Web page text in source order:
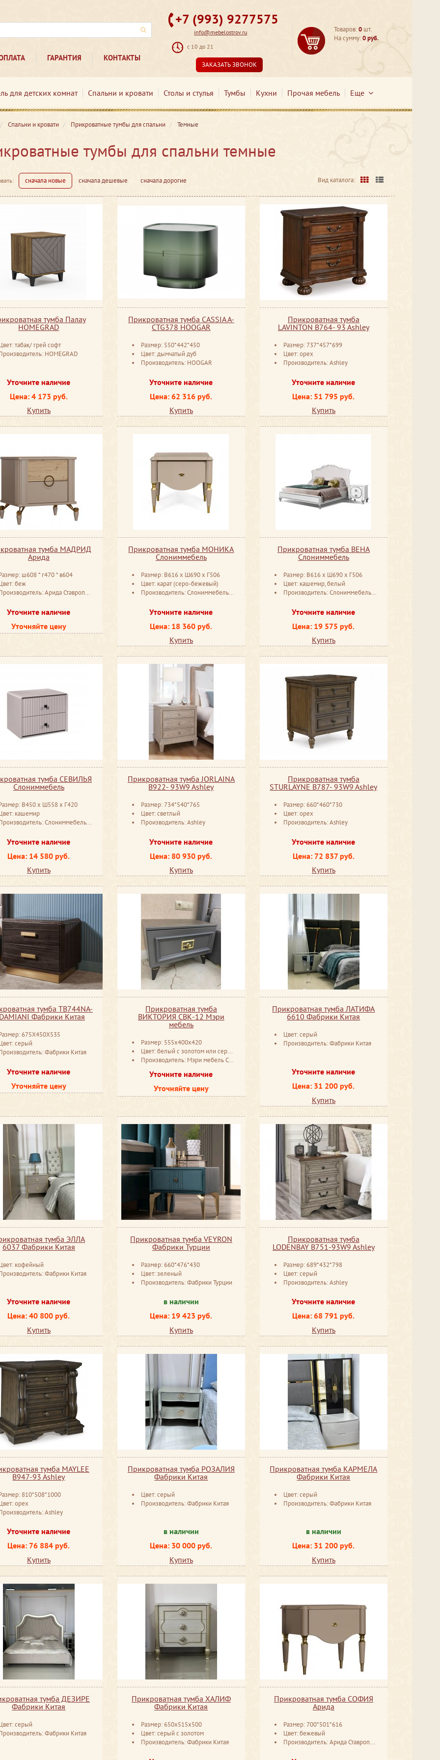
ГАРАНТИЯ КОНТАКТЫ
+7 (993) 9277575
info@mebelostrov.ru
с 10 до 21
ЗАКАЗАТЬ ЗВОНОК
Товаров:0 шт.
На сумму:0 руб.
для детских комнат Спальни и кровати Столы и стулья Тумбы Кухни Прочая мебель Еще
Спальни и кровати Прикроватные тумбы для спальни Темные
тумбы для спальни темные
сначала новые сначала дешевые сначала дорогие Вид каталога:
тумба Палау
HOMEGRAD
табак/ грей софт
HOMEGRAD
Уточните наличие
Цена: 4 173 руб.
Купить
Прикроватная тумба CASSIA A-
CTG378 HOOGAR
Размер: 550*442*450
Цвет: дымчатый дуб
Производитель: HOOGAR
Уточните наличие
Цена: 62 316 руб.
Купить
Прикроватная тумба
LAVINTON B764- 93 Ashley
Размер: 737*457*699
Цвет: орех
Производитель: Ashley
Уточните наличие
Цена: 51 795 руб.
Купить
тумба МАДРИД
Арида
ш608 * г470 * в604
беж
Арида Ставрополь
Уточните наличие
Уточняйте цену
Прикроватная тумба МОНИКА
Слониммебель
Размер: В616 ​х Ш690 ​х Г506
Цвет: карат (серо-бежевый)
Производитель: Слониммебель Беларусь
Уточните наличие
Цена: 18 360 руб.
Купить
Прикроватная тумба ВЕНА
Слониммебель
Размер: В616 ​x Ш690 ​x Г506
Цвет: кашемир, белый
Производитель: Слониммебель Беларусь
Уточните наличие
Цена: 19 575 руб.
Купить
тумба СЕВИЛЬЯ
Слониммебель
В450 ​x Ш558 ​x Г420
кашемир
Слониммебель Беларусь
Уточните наличие
Цена: 14 580 руб.
Купить
Прикроватная тумба JORLAINA
B922- 93W9 Ashley
Размер: 734*540*765
Цвет: светлый
Производитель: Ashley
Уточните наличие
Цена: 80 930 руб.
Купить
Прикроватная тумба
STURLAYNE B787- 93W9 Ashley
Размер: 660*460*730
Цвет: орех
Производитель: Ashley
Уточните наличие
Цена: 72 837 руб.
Купить
тумба TB744NA-
Фабрики Китая
675X450X535
серый
Фабрики Китая
Уточните наличие
Уточняйте цену
Прикроватная тумба
ВИКТОРИЯ СВК-12 Мэри
мебель
Размер: 555x400x420
Цвет: белый с золотом или серебром, серый с золотом или серебром
Производитель: Мэри мебель Ставрополь
Уточните наличие
Уточняйте цену
Прикроватная тумба ЛАТИФА
6610 Фабрики Китая
Цвет: серый
Производитель: Фабрики Китая
Уточните наличие
Цена: 31 200 руб.
Купить
тумба ЭЛЛА
6037 Фабрики Китая
кофейный
Фабрики Китая
Уточните наличие
Цена: 40 800 руб.
Купить
Прикроватная тумба VEYRON
Фабрики Турции
Размер: 660*476*430
Цвет: зеленый
Производитель: Фабрики Турции
в наличии
Цена: 19 423 руб.
Купить
Прикроватная тумба
LODENBAY B751-93W9 Ashley
Размер: 689*432*798
Цвет: серый
Производитель: Ashley
Уточните наличие
Цена: 68 791 руб.
Купить
тумба MAYLEE
B947-93 Ashley
810*508*1000
орех
Ashley
Уточните наличие
Цена: 76 884 руб.
Купить
Прикроватная тумба РОЗАЛИЯ
Фабрики Китая
Цвет: серый
Производитель: Фабрики Китая
в наличии
Цена: 30 000 руб.
Купить
Прикроватная тумба КАРМЕЛА
Фабрики Китая
Цвет: серый
Производитель: Фабрики Китая
в наличии
Цена: 31 200 руб.
Купить
тумба ДЕЗИРЕ
Фабрики Китая
серый
Фабрики Китая
Прикроватная тумба ХАЛИФ
Фабрики Китая
Размер: 650x515x500
Цвет: серый с золотом
Производитель: Фабрики Китая
Прикроватная тумба СОФИЯ
Арида
Размер: 700*501*616
Цвет: бежевый
Производитель: Арида Ставрополь